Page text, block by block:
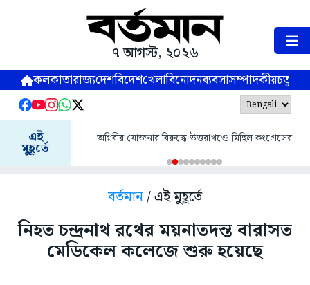
৭ আগস্ট, ২০২৬
কলকাতারাজ্যদেশবিদেশখেলাবিনোদনব্যবসাসম্পাদকীয়
এই
মুহূর্তে
অগ্নিবীর যোজনার বিরুদ্ধে উত্তরাখণ্ডে মিছিল কংগ্রেসের
বর্তমান/ এই মুহূর্তে
নিহত চন্দ্রনাথ রথের ময়নাতদন্ত বারাসত
মেডিকেল কলেজে শুরু হয়েছে